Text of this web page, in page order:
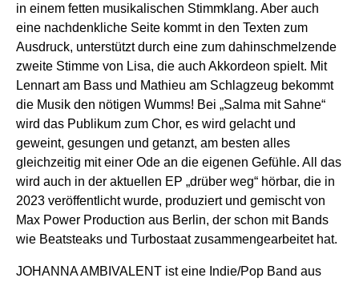
in einem fetten musikalischen Stimmklang. Aber auch
eine nachdenkliche Seite kommt in den Texten zum
Ausdruck, unterstützt durch eine zum dahinschmelzende
zweite Stimme von Lisa, die auch Akkordeon spielt. Mit
Lennart am Bass und Mathieu am Schlagzeug bekommt
die Musik den nötigen Wumms! Bei „Salma mit Sahne“
wird das Publikum zum Chor, es wird gelacht und
geweint, gesungen und getanzt, am besten alles
gleichzeitig mit einer Ode an die eigenen Gefühle. All das
wird auch in der aktuellen EP „drüber weg“ hörbar, die in
2023 veröffentlicht wurde, produziert und gemischt von
Max Power Production aus Berlin, der schon mit Bands
wie Beatsteaks und Turbostaat zusammengearbeitet hat.
JOHANNA AMBIVALENT ist eine Indie/Pop Band aus